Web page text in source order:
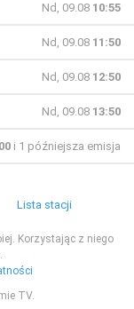
Nd, 09.08 10:55
Nd, 09.08 11:50
Nd, 09.08 12:50
Nd, 09.08 13:50
i 1 późniejsza emisja
Lista stacji
Korzystając z niego
TV.